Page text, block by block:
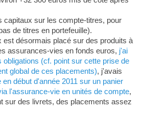
capitaux sur les compte-titres, pour
de titres en portefeuille).
est désormais placé sur des produits à
assurances-vies en fonds euros, j'ai
obligations (cf. point sur cette prise de
global de ces placements), j'avais
début d'année 2011 sur un panier
l'assurance-vie en unités de compte,
sur des livrets, des placements assez